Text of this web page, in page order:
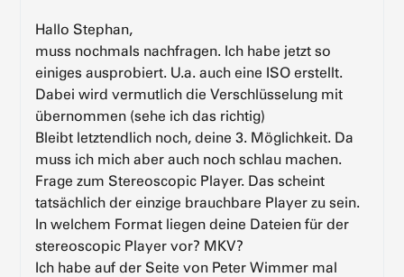
Hallo Stephan,
muss nochmals nachfragen. Ich habe jetzt so
einiges ausprobiert. U.a. auch eine ISO erstellt.
Dabei wird vermutlich die Verschlüsselung mit
übernommen (sehe ich das richtig)
Bleibt letztendlich noch, deine 3. Möglichkeit. Da
muss ich mich aber auch noch schlau machen.
Frage zum Stereoscopic Player. Das scheint
tatsächlich der einzige brauchbare Player zu sein.
In welchem Format liegen deine Dateien für der
stereoscopic Player vor? MKV?
Ich habe auf der Seite von Peter Wimmer mal